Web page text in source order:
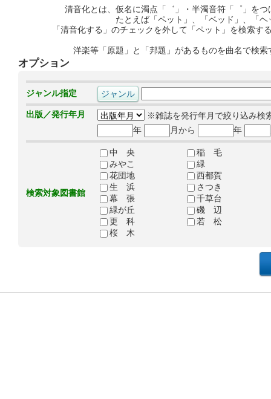
清音化とは、仮名に濁点「゛」・半濁音符「゜」を
たとえば「ペット」、「ベッド」、「
「清音化する」のチェックを外して「ペット」を検索
洋楽等「原題」と「邦題」があるものを曲名で検
オプション
ジャンル指定
出版／発行年月
※雑誌を発行年月で絞り込み検
年
月から 年
検索対象図書館
中 央
稲 毛
みやこ
緑
花団地
西都賀
生 浜
さつき
幕 張
千草台
緑が丘
磯 辺
更 科
若 松
桜 木